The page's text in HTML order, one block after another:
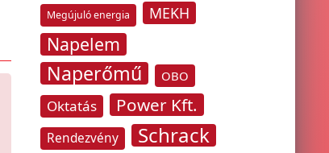
Megújuló energia MEKH
Napelem
Naperőmű OBO
Oktatás Power Kft.
Rendezvény
Schrack